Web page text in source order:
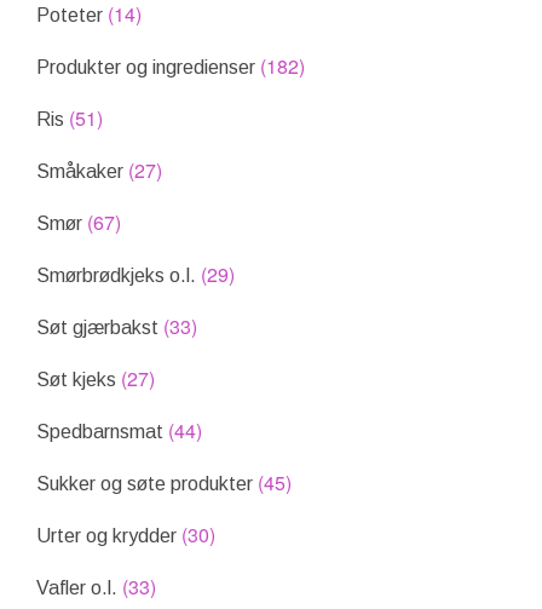
Poteter (14)
Produkter og ingredienser (182)
Ris (51)
Småkaker (27)
Smør (67)
Smørbrødkjeks o.l. (29)
Søt gjærbakst (33)
Søt kjeks (27)
Spedbarnsmat (44)
Sukker og søte produkter (45)
Urter og krydder (30)
Vafler o.l. (33)